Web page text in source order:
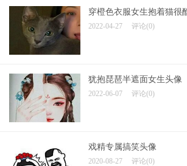
穿橙色衣服女生抱着猫很
2022-04-27 评论(0)
犹抱琵琶半遮面女生头像
2022-06-07 评论(0)
戏精专属搞笑头像
2020-08-27 评论(0)